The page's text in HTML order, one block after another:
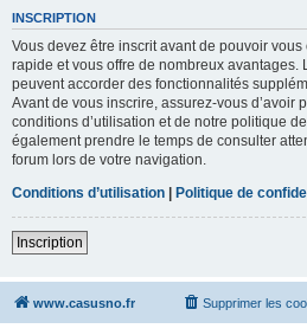
INSCRIPTION
Vous devez être inscrit avant de pouvoir vous
rapide et vous offre de nombreux avantages.
peuvent accorder des fonctionnalités
Avant de vous inscrire, assurez-vous d’avoir
conditions d’utilisation et de notre politique
également prendre le temps de consulter
forum lors de votre navigation.
Conditions d’utilisation | Politique de
Inscription
www.casusno.fr Supprimer les